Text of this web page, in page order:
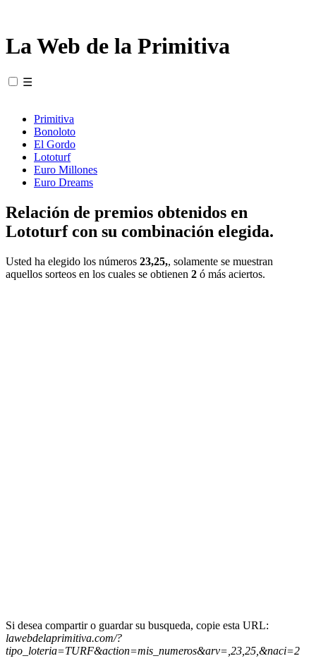
La Web de la Primitiva
☰
Primitiva
Bonoloto
El Gordo
Lototurf
Euro Millones
Euro Dreams
Relación de premios obtenidos en
Lototurf con su combinación elegida.
Usted ha elegido los números 23,25,, solamente se muestran
aquellos sorteos en los cuales se obtienen 2 ó más aciertos.
Si desea compartir o guardar su busqueda, copie esta URL:
lawebdelaprimitiva.com/?
tipo_loteria=TURF&action=mis_numeros&arv=,23,25,&naci=2